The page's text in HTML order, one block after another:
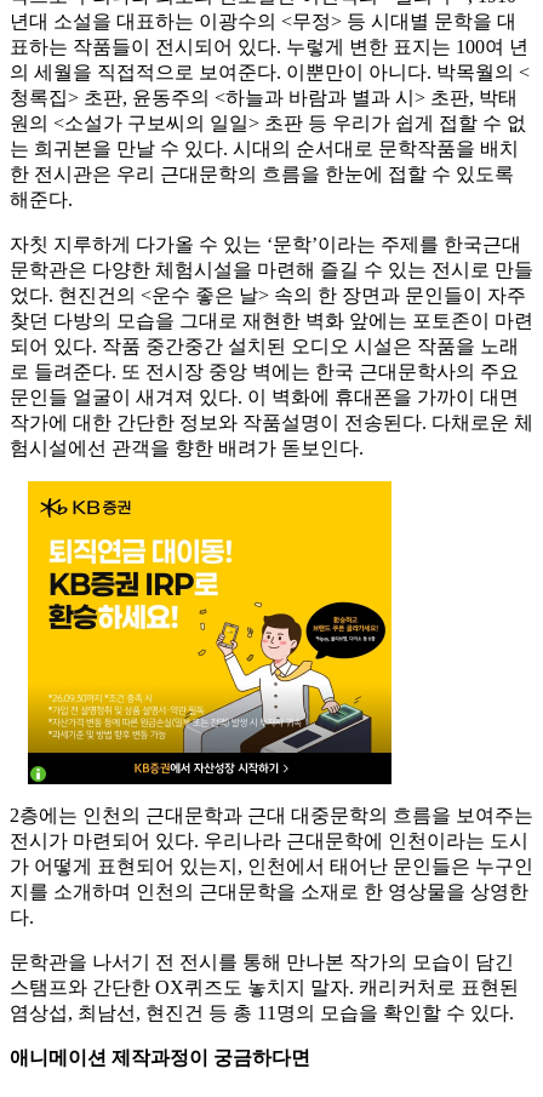
년대 소설을 대표하는 이광수의 <무정> 등 시대별 문학을 대
표하는 작품들이 전시되어 있다. 누렇게 변한 표지는 100여 년
의 세월을 직접적으로 보여준다. 이뿐만이 아니다. 박목월의 <
청록집> 초판, 윤동주의 <하늘과 바람과 별과 시> 초판, 박태
원의 <소설가 구보씨의 일일> 초판 등 우리가 쉽게 접할 수 없
는 희귀본을 만날 수 있다. 시대의 순서대로 문학작품을 배치
한 전시관은 우리 근대문학의 흐름을 한눈에 접할 수 있도록
해준다.
자칫 지루하게 다가올 수 있는 ‘문학’이라는 주제를 한국근대
문학관은 다양한 체험시설을 마련해 즐길 수 있는 전시로 만들
었다. 현진건의 <운수 좋은 날> 속의 한 장면과 문인들이 자주
찾던 다방의 모습을 그대로 재현한 벽화 앞에는 포토존이 마련
되어 있다. 작품 중간중간 설치된 오디오 시설은 작품을 노래
로 들려준다. 또 전시장 중앙 벽에는 한국 근대문학사의 주요
문인들 얼굴이 새겨져 있다. 이 벽화에 휴대폰을 가까이 대면
작가에 대한 간단한 정보와 작품설명이 전송된다. 다채로운 체
험시설에선 관객을 향한 배려가 돋보인다.
2층에는 인천의 근대문학과 근대 대중문학의 흐름을 보여주는
전시가 마련되어 있다. 우리나라 근대문학에 인천이라는 도시
가 어떻게 표현되어 있는지, 인천에서 태어난 문인들은 누구인
지를 소개하며 인천의 근대문학을 소재로 한 영상물을 상영한
다.
문학관을 나서기 전 전시를 통해 만나본 작가의 모습이 담긴
스탬프와 간단한 OX퀴즈도 놓치지 말자. 캐리커처로 표현된
염상섭, 최남선, 현진건 등 총 11명의 모습을 확인할 수 있다.
애니메이션 제작과정이 궁금하다면